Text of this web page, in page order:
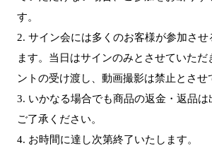
す。
2. サイン会には多くのお客様が参加さ
ます。当日はサインのみとさせていた
ントの受け渡し、動画撮影は禁止とさせ
3. いかなる場合でも商品の返金・返品
ご了承ください。
4. お時間に達し次第終了いたします。